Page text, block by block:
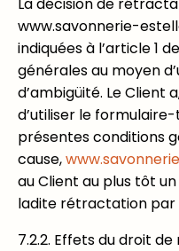
www.savonnerie-
indiquées à l’article 1
générales au moyen
d’ambigüité. Le Client
d’utiliser le
présentes conditions
cause,
au Client au plus tôt
ladite rétractation par
7.2.2. Effets du droit